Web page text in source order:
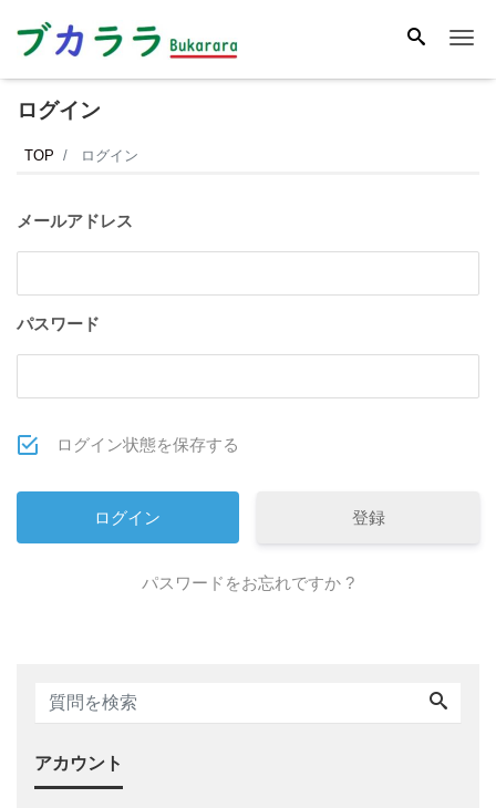
ログイン
TOP ログイン
メールアドレス
パスワード
ログイン状態を保存する
登録
パスワードをお忘れですか ?
アカウント